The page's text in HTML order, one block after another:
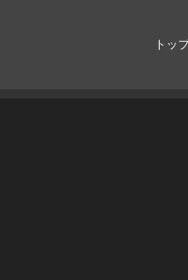
トッ